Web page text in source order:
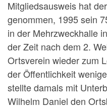
Mitgliedsausweis hat
genommen, 1995 sein
in der Mehrzweckhalle
der Zeit nach dem 2.
Ortsverein wieder zum
der Öffentlichkeit
stellte damals mit
Wilhelm Daniel den